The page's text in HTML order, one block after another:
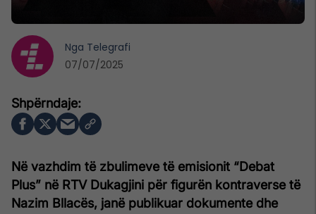
Në vazhdim të zbulimeve të emisionit “Debat
Plus” në RTV Dukagjini për figurën kontraverse të
Nazim Bllacës, janë publikuar dokumente dhe
Nga Telegrafi
07/07/2025